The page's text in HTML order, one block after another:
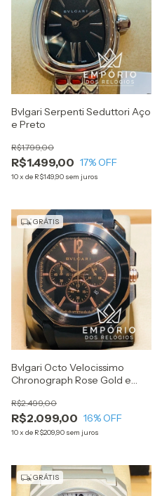
Bvlgari Serpenti Seduttori Aço
e Preto
R$1.499,00
R$1.799,00
17% OFF
10x de R$149,90 sem juros
GRÁTIS
Bvlgari Octo Velocissimo
Chronograph Rose Gold e
R$2.099,00
R$2.499,00
16% OFF
10x de R$209,90 sem juros
GRÁTIS